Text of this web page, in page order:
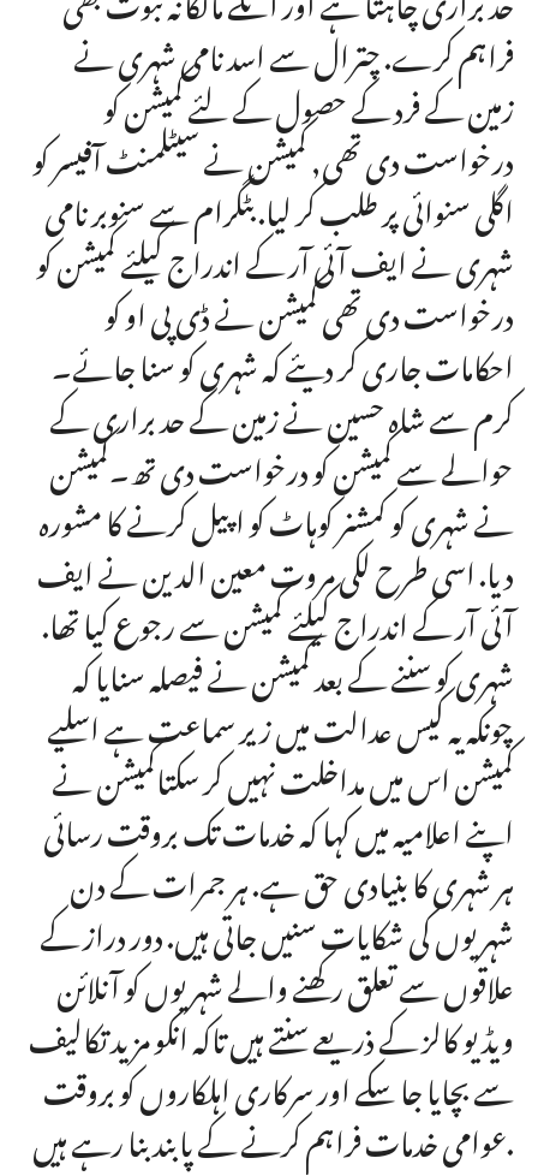
فراہم کرے. چترال سے اسد نامی شہری نے
زمین کے فرد کے حصول کے لئے کمیشن کو
درخواست دی تھی, کمیشن نے سیٹلمنٹ آفیسر کو
اگلی سنوائی پر طلب کر لیا. بٹگرام سے سنوبر نامی
شہری نے ایف آئی آر کے اندراج کیلئے کمیشن کو
درخواست دی تھی کمیشن نے ڈی پی او کو
احکامات جاری کر دیئے کہ شہری کو سنا جائے۔
کرم سے شاہ حسین نے زمین کے حد براری کے
حوالے سے کمیشن کو درخواست دی تھ۔کمیشن
نے شہری کو کمشنر کوہاٹ کو اپیل کرنے کا مشورہ
دیا. اسی طرح لکی مروت معین الدین نے ایف
آئی آر کے اندراج کیلئے کمیشن سے رجوع کیا تھا.
شہری کو سننے کے بعد کمیشن نے فیصلہ سنایا کہ
چونکہ یہ کیس عدالت میں زیر سماعت ہے اسلیے
کمیشن اس میں مداخلت نہیں کر سکتاکمیشن نے
اپنے اعلامیہ میں کہا کہ خدمات تک بروقت رسائی
ہر شہری کا بنیادی حق ہے. ہر جمرات کے دن
شہریوں کی شکایات سنیں جاتی ہیں. دور دراز کے
علاقوں سے تعلق رکھنے والے شہریوں کو آنلائن
ویڈیو کالز کے ذریعے سنتے ہیں تاکہ انکو مزید تکالیف
سے بچایا جا سکے اور سرکاری اہلکاروں کو بروقت
عوامی خدمات فراہم کرنے کے پابند بنا رہے ہیں.